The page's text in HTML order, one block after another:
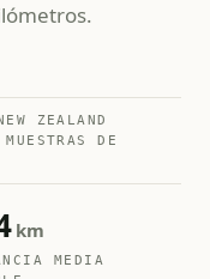
ZEALAND
DE
km
MEDIA